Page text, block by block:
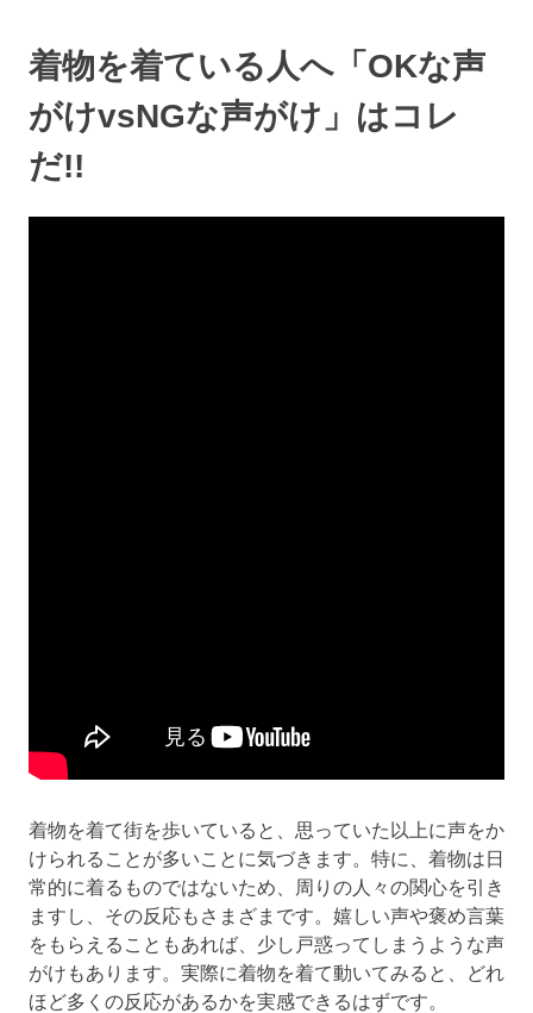
着物を着ている人へ「OKな声
がけvsNGな声がけ」はコレ
だ!!
着物を着て街を歩いていると、思っていた以上に声をか
けられることが多いことに気づきます。特に、着物は日
常的に着るものではないため、周りの人々の関心を引き
ますし、その反応もさまざまです。嬉しい声や褒め言葉
をもらえることもあれば、少し戸惑ってしまうような声
がけもあります。実際に着物を着て動いてみると、どれ
ほど多くの反応があるかを実感できるはずです。